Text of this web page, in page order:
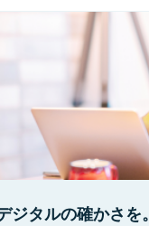
ジタルの確かさを。